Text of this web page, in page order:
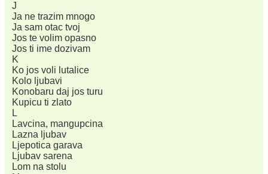
J
Ja ne trazim mnogo
Ja sam otac tvoj
Jos te volim opasno
Jos ti ime dozivam
K
Ko jos voli lutalice
Kolo ljubavi
Konobaru daj jos turu
Kupicu ti zlato
L
Lavcina, mangupcina
Lazna ljubav
Ljepotica garava
Ljubav sarena
Lom na stolu